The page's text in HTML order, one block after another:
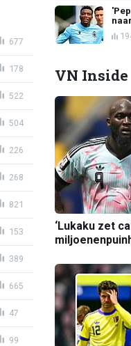
677
178
522
504
226
268
821
153
389
665
47
99
VN Inside
‘Lukaku zet